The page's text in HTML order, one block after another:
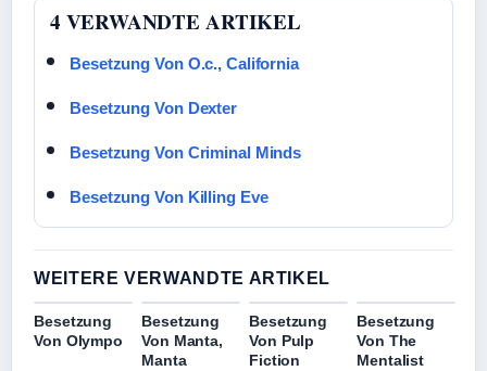
4 VERWANDTE ARTIKEL
Besetzung Von O.c., California
Besetzung Von Dexter
Besetzung Von Criminal Minds
Besetzung Von Killing Eve
WEITERE VERWANDTE ARTIKEL
Besetzung
Von Olympo
Besetzung
Von Manta,
Manta
Besetzung
Von Pulp
Fiction
Besetzung
Von The
Mentalist